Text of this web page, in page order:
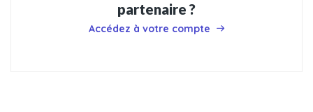
partenaire ?
Accédez à votre compte